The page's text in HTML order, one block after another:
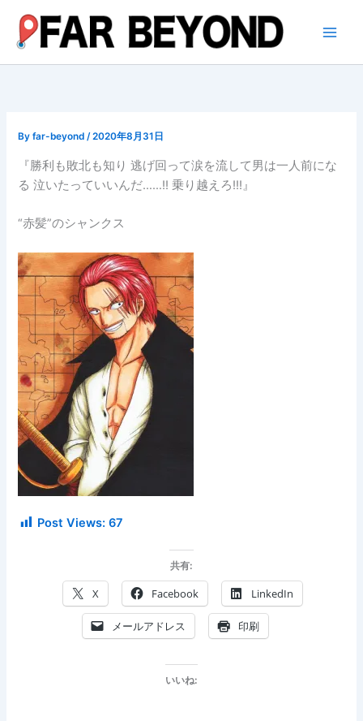
ス
Byfar-beyond/2020年8月31日
『勝利も敗北も知り 逃げ回って涙を流して男は一人前にな
る 泣いたっていいんだ……!! 乗り越えろ!!!』
“赤髪”のシャンクス
Post Views: 67
共有:
X Facebook LinkedIn
メールアドレス 印刷
いいね: